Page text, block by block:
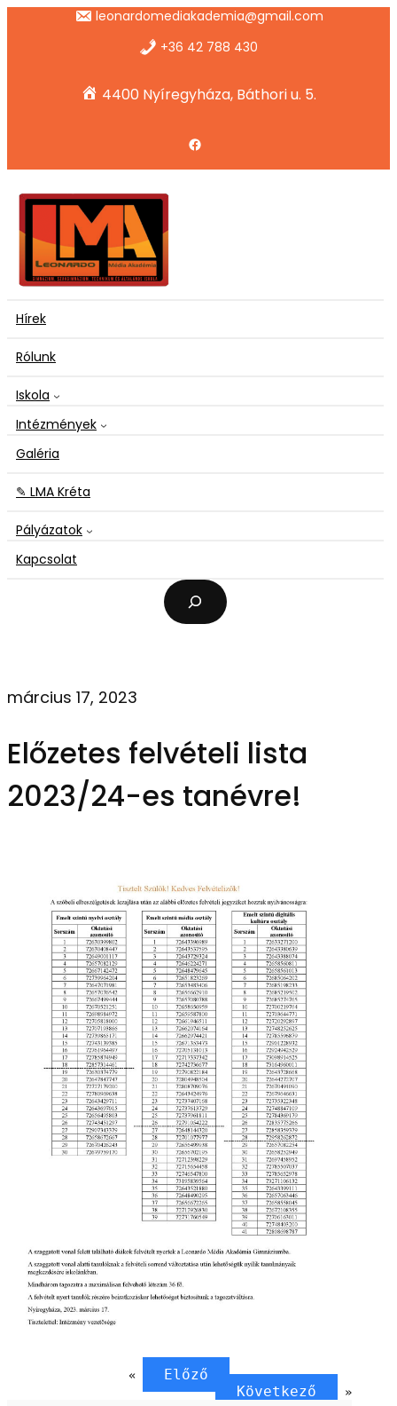
leonardomediakademia@gmail.com
+36 42 788 430
4400 Nyíregyháza, Báthori u. 5.
Facebook
Hírek
Rólunk
Iskola
Intézmények
Galéria
✎ LMA Kréta
Pályázatok
Kapcsolat
e
r
március 17, 2023
Előzetes felvételi lista
2023/24-es tanévre!
«
Előző
Következő
»